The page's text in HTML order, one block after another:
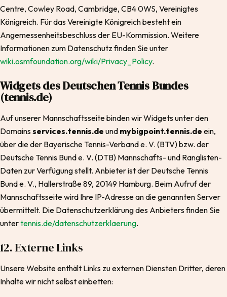
Centre, Cowley Road, Cambridge, CB4 0WS, Vereinigtes
Königreich. Für das Vereinigte Königreich besteht ein
Angemessenheitsbeschluss der EU-Kommission. Weitere
Informationen zum Datenschutz finden Sie unter
wiki.osmfoundation.org/wiki/Privacy_Policy.
Widgets des Deutschen Tennis Bundes
(tennis.de)
Auf unserer Mannschaftsseite binden wir Widgets unter den
Domainsservices.tennis.de und mybigpoint.tennis.de ein,
über die der Bayerische Tennis-Verband e. V. (BTV) bzw. der
Deutsche Tennis Bund e. V. (DTB) Mannschafts- und Ranglisten-
Daten zur Verfügung stellt. Anbieter ist der Deutsche Tennis
Bund e. V., Hallerstraße 89, 20149 Hamburg. Beim Aufruf der
Mannschaftsseite wird Ihre IP-Adresse an die genannten Server
übermittelt. Die Datenschutzerklärung des Anbieters finden Sie
untertennis.de/datenschutzerklaerung.
12. Externe Links
Unsere Website enthält Links zu externen Diensten Dritter, deren
Inhalte wir nicht selbst einbetten: